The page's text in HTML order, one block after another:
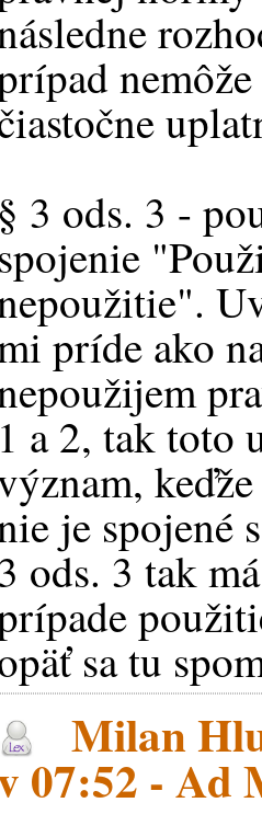
§ 3 ods. 3 -
spojenie
príde ako
1 a 2, tak toto
je spojené
ods. 3 tak
sa tu
Milan
07:52 - Ad